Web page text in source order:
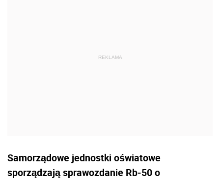
Samorządowe jednostki oświatowe
sporządzają sprawozdanie Rb-50 o